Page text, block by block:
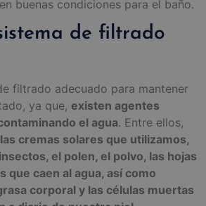
buenas condiciones para el baño.
de filtrado
filtrado adecuado para mantener
ya que, existen agentes
el agua. Entre ellos,
las cremas solares que utilizamos,
el polen, el polvo, las hojas
que caen al agua, así como
corporal y las células muertas